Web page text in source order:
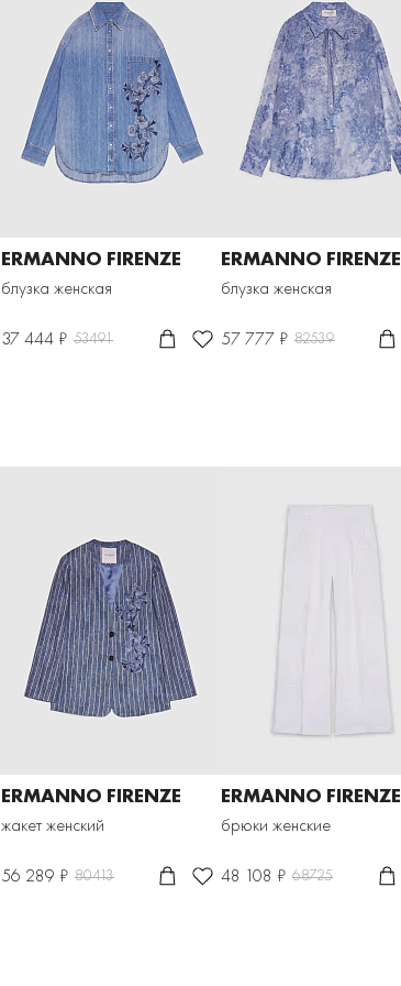
ERMANNO FIRENZE
блузка женская
37 444 ₽ 53491
ERMANNO FIRENZE
блузка женская
57 777 ₽ 82539
ERMANNO FIRENZE
жакет женский
56 289 ₽ 80413
ERMANNO FIRENZE
брюки женские
48 108 ₽ 68725